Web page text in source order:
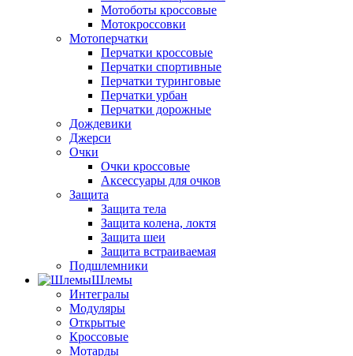
Мотоботы кроссовые
Мотокроссовки
Мотоперчатки
Перчатки кроссовые
Перчатки спортивные
Перчатки туринговые
Перчатки урбан
Перчатки дорожные
Дождевики
Джерси
Очки
Очки кроссовые
Аксессуары для очков
Защита
Защита тела
Защита колена, локтя
Защита шеи
Защита встраиваемая
Подшлемники
Шлемы
Интегралы
Модуляры
Открытые
Кроссовые
Мотарды